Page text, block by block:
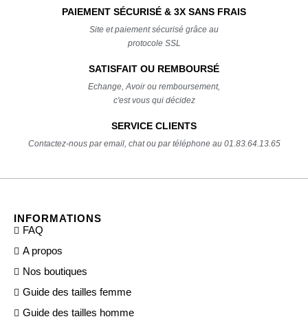
PAIEMENT SÉCURISÉ & 3X SANS FRAIS
Site et paiement sécurisé grâce au
protocole SSL
SATISFAIT OU REMBOURSÉ
Echange, Avoir ou remboursement,
c'est vous qui décidez
SERVICE CLIENTS
Contactez-nous par email, chat ou par téléphone au 01.83.64.13.65
INFORMATIONS
FAQ
A propos
Nos boutiques
Guide des tailles femme
Guide des tailles homme